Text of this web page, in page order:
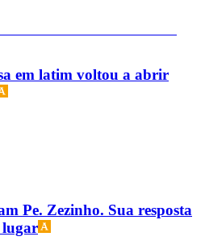
em latim voltou a abrir
Pe. Zezinho. Sua resposta
lugar